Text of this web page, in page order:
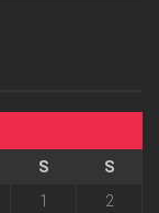
S
S
1
2